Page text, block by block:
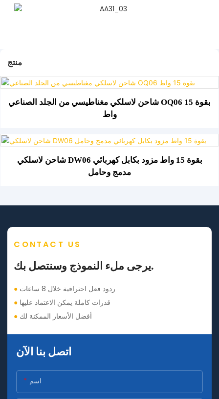
منتج
شاحن لاسلكي مغناطيسي من الجلد الصناعي OQ06 بقوة 15
واط
شاحن لاسلكي DW06 بقوة 15 واط مزود بكابل كهربائي
مدمج وحامل
CONTACT US
يرجى ملء النموذج وسنتصل بك.
●
ردود فعل احترافية خلال 8 ساعات
● قدرات كاملة يمكن الاعتماد عليها
● أفضل الأسعار الممكنة لك
اتصل بنا الآن
اسم